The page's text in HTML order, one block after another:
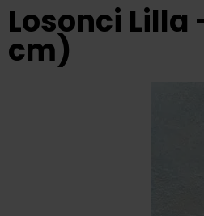
Losonci Lilla
cm)